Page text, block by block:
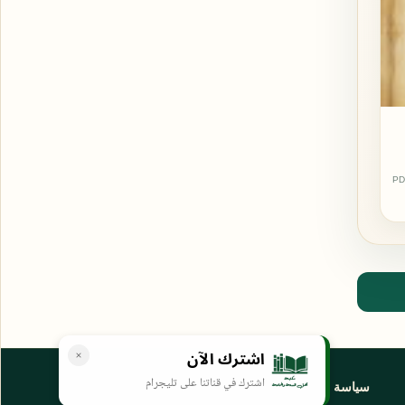
اشترك الآن
اشترك في قناتنا على تليجرام سياسة الخصوصية المواقع الأخرى